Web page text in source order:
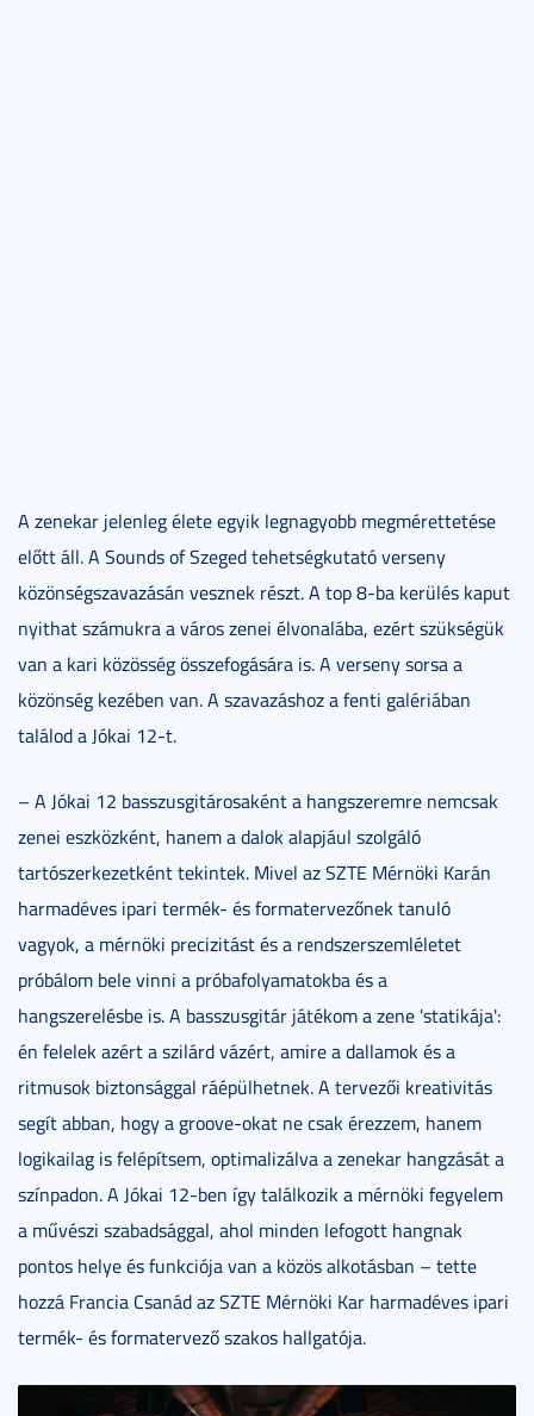
A zenekar jelenleg élete egyik legnagyobb megmérettetése
előtt áll. A Sounds of Szeged tehetségkutató verseny
közönségszavazásán vesznek részt. A top 8-ba kerülés kaput
nyithat számukra a város zenei élvonalába, ezért szükségük
van a kari közösség összefogására is. A verseny sorsa a
közönség kezében van. A szavazáshoz a fenti galériában
találod a Jókai 12-t.
– A Jókai 12 basszusgitárosaként a hangszeremre nemcsak
zenei eszközként, hanem a dalok alapjául szolgáló
tartószerkezetként tekintek. Mivel az SZTE Mérnöki Karán
harmadéves ipari termék- és formatervezőnek tanuló
vagyok, a mérnöki precizitást és a rendszerszemléletet
próbálom bele vinni a próbafolyamatokba és a
hangszerelésbe is. A basszusgitár játékom a zene 'statikája':
én felelek azért a szilárd vázért, amire a dallamok és a
ritmusok biztonsággal ráépülhetnek. A tervezői kreativitás
segít abban, hogy a groove-okat ne csak érezzem, hanem
logikailag is felépítsem, optimalizálva a zenekar hangzását a
színpadon. A Jókai 12-ben így találkozik a mérnöki fegyelem
a művészi szabadsággal, ahol minden lefogott hangnak
pontos helye és funkciója van a közös alkotásban – tette
hozzá Francia Csanád az SZTE Mérnöki Kar harmadéves ipari
termék- és formatervező szakos hallgatója.